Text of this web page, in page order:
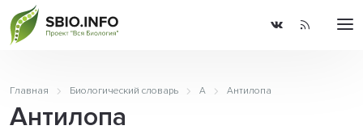
Главная Биологический словарь А Антилопа
Антилопа